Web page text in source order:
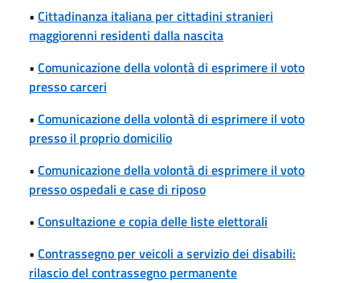
• Cittadinanza italiana per cittadini stranieri
maggiorenni residenti dalla nascita
• Comunicazione della volontà di esprimere il voto
presso carceri
• Comunicazione della volontà di esprimere il voto
presso il proprio domicilio
• Comunicazione della volontà di esprimere il voto
presso ospedali e case di riposo
• Consultazione e copia delle liste elettorali
• Contrassegno per veicoli a servizio dei disabili:
rilascio del contrassegno permanente